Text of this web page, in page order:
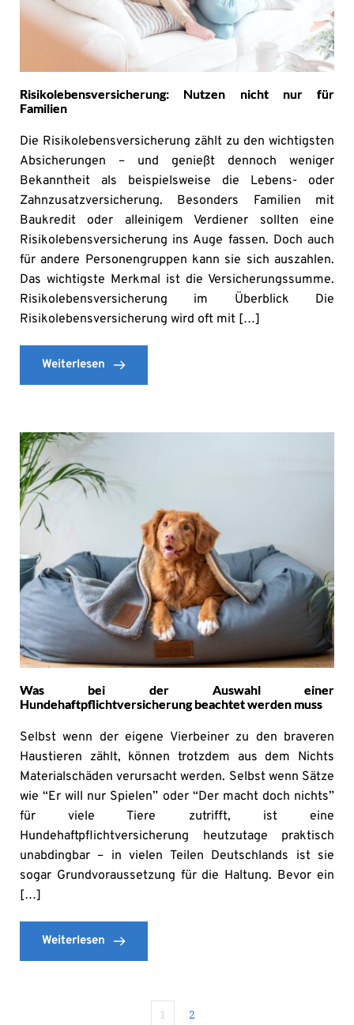
Risikolebensversicherung: Nutzen nicht nur für
Familien
Die Risikolebensversicherung zählt zu den wichtigsten
Absicherungen – und genießt dennoch weniger
Bekanntheit als beispielsweise die Lebens- oder
Zahnzusatzversicherung. Besonders Familien mit
Baukredit oder alleinigem Verdiener sollten eine
Risikolebensversicherung ins Auge fassen. Doch auch
für andere Personengruppen kann sie sich auszahlen.
Das wichtigste Merkmal ist die Versicherungssumme.
Risikolebensversicherung im Überblick Die
Risikolebensversicherung wird oft mit […]
Weiterlesen
Was bei der Auswahl einer
Hundehaftpflichtversicherung beachtet werden muss
Selbst wenn der eigene Vierbeiner zu den braveren
Haustieren zählt, können trotzdem aus dem Nichts
Materialschäden verursacht werden. Selbst wenn Sätze
wie “Er will nur Spielen” oder “Der macht doch nichts”
für viele Tiere zutrifft, ist eine
Hundehaftpflichtversicherung heutzutage praktisch
unabdingbar – in vielen Teilen Deutschlands ist sie
sogar Grundvoraussetzung für die Haltung. Bevor ein
[…]
Weiterlesen
1 2